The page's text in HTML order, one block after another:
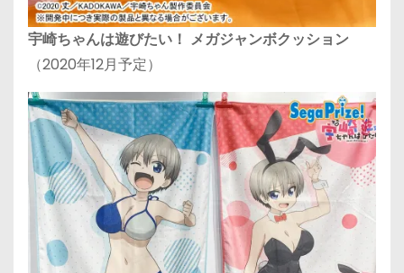
宇崎ちゃんは遊びたい！ メガジャンボクッション
（2020年12月予定）